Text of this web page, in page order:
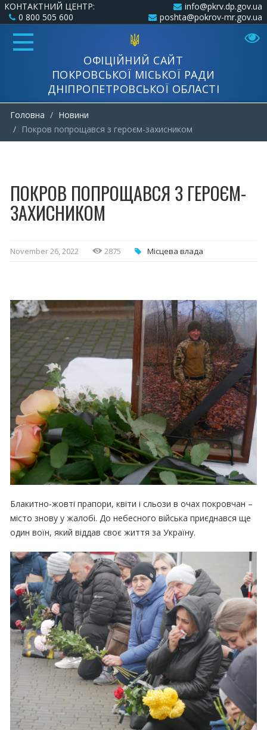
КОНТАКТНИЙ ЦЕНТР:
0 800 505 600
info@pkrv.dp.gov.ua
poshta@pokrov-mr.gov.ua
ОФІЦІЙНИЙ САЙТ
ПОКРОВСЬКОЇ МІСЬКОЇ РАДИ
ДНІПРОПЕТРОВСЬКОЇ ОБЛАСТІ
Головна
Новини
Покров попрощався з героєм-захисником
ПОКРОВ ПОПРОЩАВСЯ З ГЕРОЄМ-
ЗАХИСНИКОМ
November 26, 2022 2875 Місцева влада
Блакитно-жовті прапори, квіти і сльози в очах покровчан –
місто знову у жалобі. До небесного війська приєднався ще
один воїн, який віддав своє життя за Україну.